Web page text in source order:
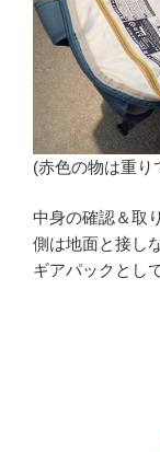
(赤色の物は重り
中身の確認＆取
側は地面と接し
ギアパックとし